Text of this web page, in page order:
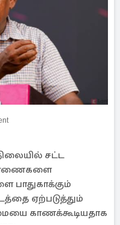
சட்ட
ஏற்படுத்தும்
காணக்கூடியதாக